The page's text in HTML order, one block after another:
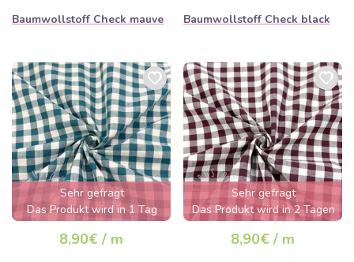
Baumwollstoff Check mauve Baumwollstoff Check black
Sehr gefragt
Das Produkt wird in 1 Tag
ausverkauft sein
8,90€ / m
Sehr gefragt
Das Produkt wird in 2 Tagen
ausverkauft sein
8,90€ / m